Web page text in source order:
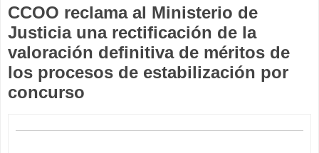
CCOO reclama al Ministerio de
Justicia una rectificación de la
valoración definitiva de méritos de
los procesos de estabilización por
concurso